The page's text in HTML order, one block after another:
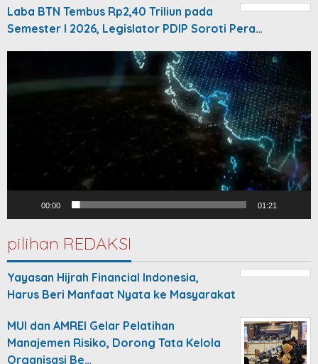
Laba BTN Tembus Rp2,40 Triliun pada
Semester I 2026, Legislator PDIP Soroti Pera…
00:00 01:21
pilihan REDAKSI
Yayasan Hijrah Financial Indonesia,
Harus Beri Manfaat Nyata ke Masyarakat
MUI dan AMREI Gelar Pelatihan
Manajemen Risiko, Dorong Tata Kelola
Organisasi Be…